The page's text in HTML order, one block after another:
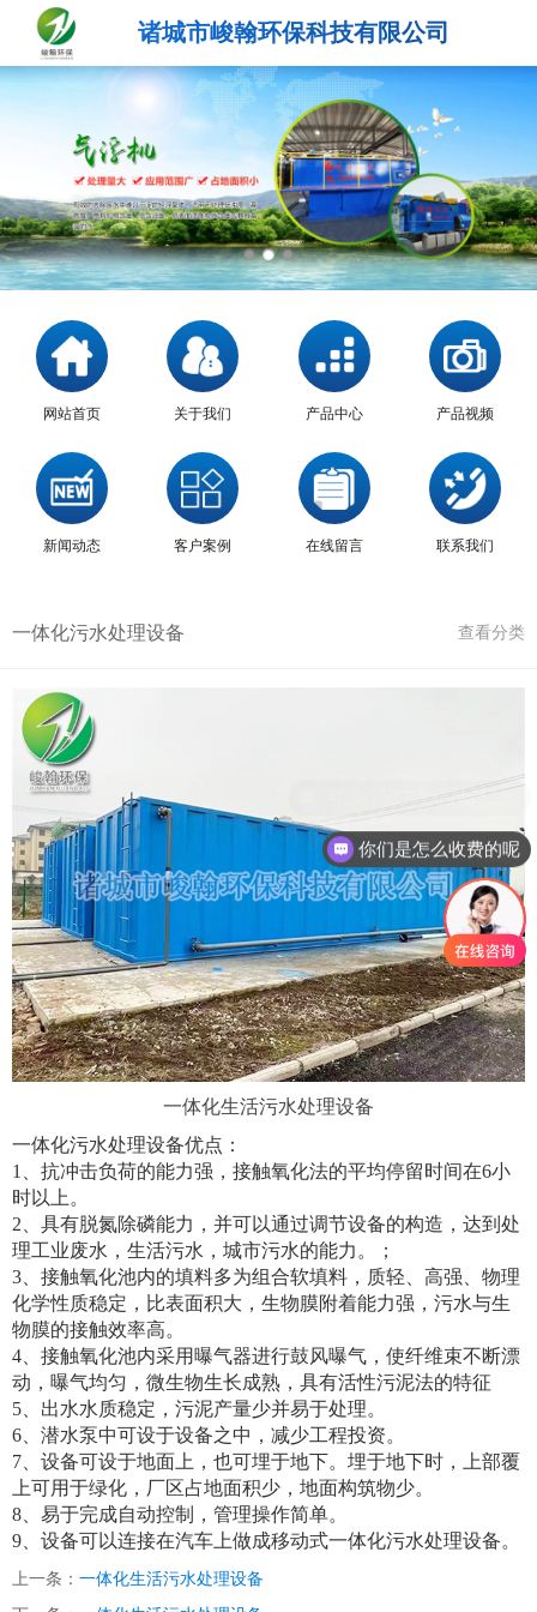
诸城市峻翰环保科技有限公司
网站首页 关于我们 产品中心 产品视频
新闻动态 客户案例 在线留言 联系我们
一体化污水处理设备 查看分类
一体化生活污水处理设备
一体化污水处理设备优点：
1、抗冲击负荷的能力强，接触氧化法的平均停留时间在6小
时以上。
2、具有脱氮除磷能力，并可以通过调节设备的构造，达到处
理工业废水，生活污水，城市污水的能力。；
3、接触氧化池内的填料多为组合软填料，质轻、高强、物理
化学性质稳定，比表面积大，生物膜附着能力强，污水与生
物膜的接触效率高。
4、接触氧化池内采用曝气器进行鼓风曝气，使纤维束不断漂
动，曝气均匀，微生物生长成熟，具有活性污泥法的特征
5、出水水质稳定，污泥产量少并易于处理。
6、潜水泵中可设于设备之中，减少工程投资。
7、设备可设于地面上，也可埋于地下。埋于地下时，上部覆
上可用于绿化，厂区占地面积少，地面构筑物少。
8、易于完成自动控制，管理操作简单。
9、设备可以连接在汽车上做成移动式一体化污水处理设备。
上一条： 一体化生活污水处理设备
你们是怎么收费的呢